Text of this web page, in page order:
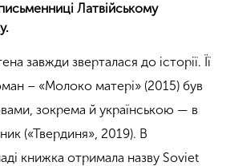
Латвійському
завжди зверталася до історії. Її
– «Молоко матері» (2015) був
зокрема й українською — в
(«Твердиня», 2019). В
книжка отримала назву Soviet